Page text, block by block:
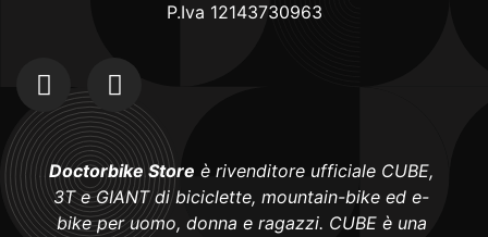
P.Iva 12143730963
Doctorbike Store è rivenditore ufficiale CUBE,
3T e GIANT di biciclette, mountain-bike ed e-
bike per uomo, donna e ragazzi. CUBE è una